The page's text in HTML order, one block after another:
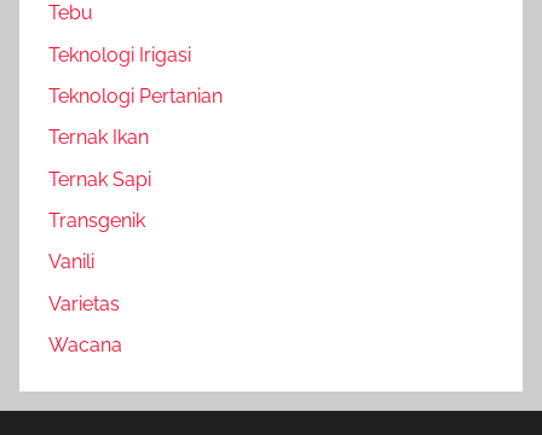
Tebu
Teknologi Irigasi
Teknologi Pertanian
Ternak Ikan
Ternak Sapi
Transgenik
Vanili
Varietas
Wacana